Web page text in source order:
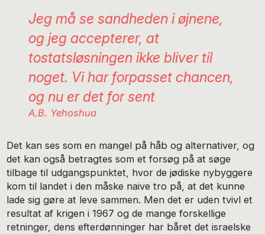
Jeg må se sandheden i øjnene,
og jeg accepterer, at
tostatsløsningen ikke bliver til
noget. Vi har forpasset chancen,
og nu er det for sent
A.B. Yehoshua
Det kan ses som en mangel på håb og alternativer, og
det kan også betragtes som et forsøg på at søge
tilbage til udgangspunktet, hvor de jødiske nybyggere
kom til landet i den måske naive tro på, at det kunne
lade sig gøre at leve sammen. Men det er uden tvivl et
resultat af krigen i 1967 og de mange forskellige
retninger, dens efterdønninger har båret det israelske